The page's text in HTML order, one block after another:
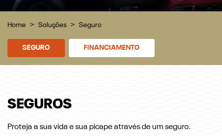
Home Soluções Seguro
FINANCIAMENTO
SEGURO
SEGUROS
Proteja a sua vida e sua picape através de um seguro.